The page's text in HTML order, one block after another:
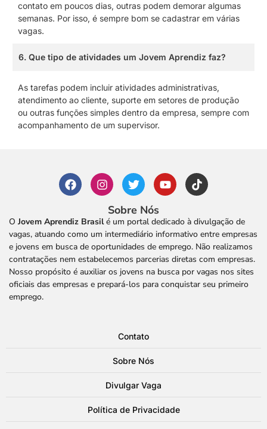
contato em poucos dias, outras podem demorar algumas
semanas. Por isso, é sempre bom se cadastrar em várias
vagas.
6. Que tipo de atividades um Jovem Aprendiz faz?
As tarefas podem incluir atividades administrativas,
atendimento ao cliente, suporte em setores de produção
ou outras funções simples dentro da empresa, sempre com
acompanhamento de um supervisor.
Sobre Nós
O Jovem Aprendiz Brasilé um portal dedicado à divulgação de
vagas, atuando como um intermediário informativo entre empresas
e jovens em busca de oportunidades de emprego. Não realizamos
contratações nem estabelecemos parcerias diretas com empresas.
Nosso propósito é auxiliar os jovens na busca por vagas nos sites
oficiais das empresas e prepará-los para conquistar seu primeiro
emprego.
Contato
Sobre Nós
Divulgar Vaga
Política de Privacidade